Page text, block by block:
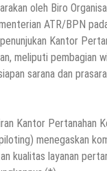
oleh Biro
ATR/BPN
Kantor
meliputi pembagian
sarana dan
Kantor Pertanahan
menegaskan
kualitas layanan